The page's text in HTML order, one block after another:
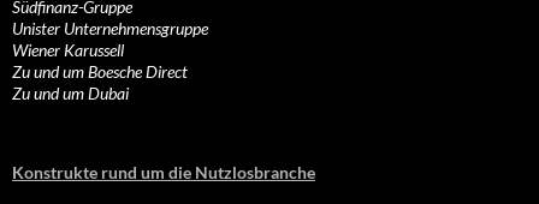
Südfinanz-Gruppe
Unister Unternehmensgruppe
Wiener Karussell
Zu und um Boesche Direct
Zu und um Dubai
Konstrukte rund um die Nutzlosbranche